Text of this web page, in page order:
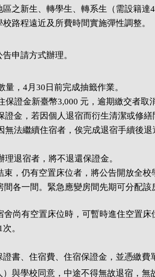
之新生、轉學生、轉系生（需設籍達4
路程遠近及所費時間實施彈性調整。
申請方式辦理。
，4月30日前完成抽籤作業。
金新臺幣3,000 元，逾期繳交者取
，若因個人退宿而衍生清潔或修繕
繼續住宿者，俟完成退宿手續後退
退宿者，將不退還保證金。
，仍有空置床位者，將公告開放全校
各一間。緊急應變房間先期可分配
尚有空置床位時，可暫時進住空置
。
書、住宿費、住宿保證金，並憑繳
與學校同意，中途不得無故退宿，